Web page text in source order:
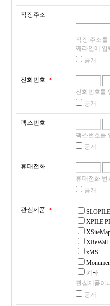
② 회원 정보 기입
③ 제21조에 의하
은 사실이 있거나
④ 기타 회원으로
있다고 판단되는
4. 제 2항 또는 3
니하는 경우, 회사
제7조 (계약 사항
1. 회원은 회원 가
을 해야 하며 회원
원에게 있습니다.
2. 회원이 이용 계
통해 회원탈퇴를
원 탈퇴를 즉시 처
제 3 장 회원의 개
- 개인정보 항목 :
사전화번호, 직업,
로그, 자격증 보유
- 수집방법 : 홈페이
- 보유근거 : 서비스
- 보유기간 : 준영구
- 관련법령 :
3. 개인정보처리 위
① <씨이지>('건설
위하여 다음과 같
② <씨이지
탁계약 체결시 개
인정보 처리금지,
관리․감독, 손해
수탁자가 개인정
직장주소
직장 주소
째라인에 입
공개
전화번호 *
전화번호를
공개
팩스번호
팩스번호를
공개
휴대전화
휴대전화 번
공개
관심제품 *
SLOPILE
XPILE
XReWall
xMS
기타
관심제품이
공개